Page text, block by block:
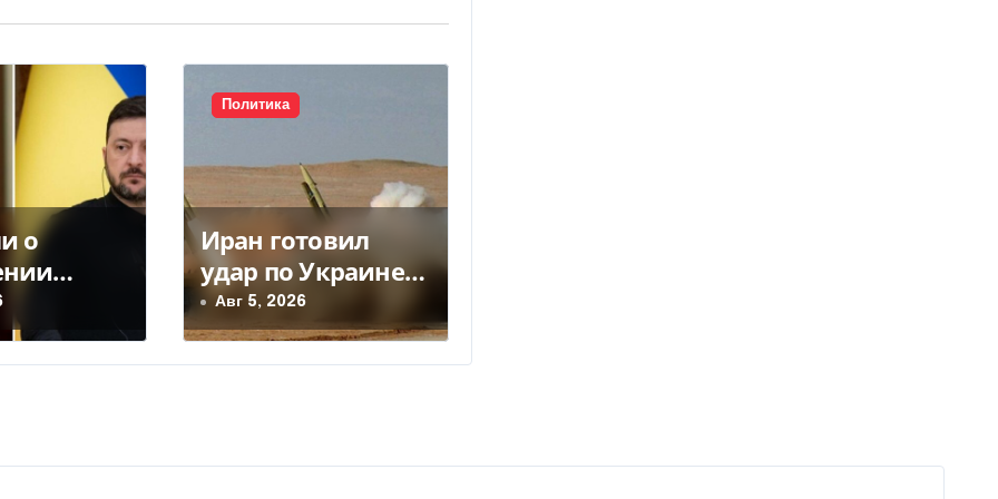
о
ЕС
Политика
Иран готовил
удар по Украине
— почему Тегеран
передумал
Авг 5, 2026